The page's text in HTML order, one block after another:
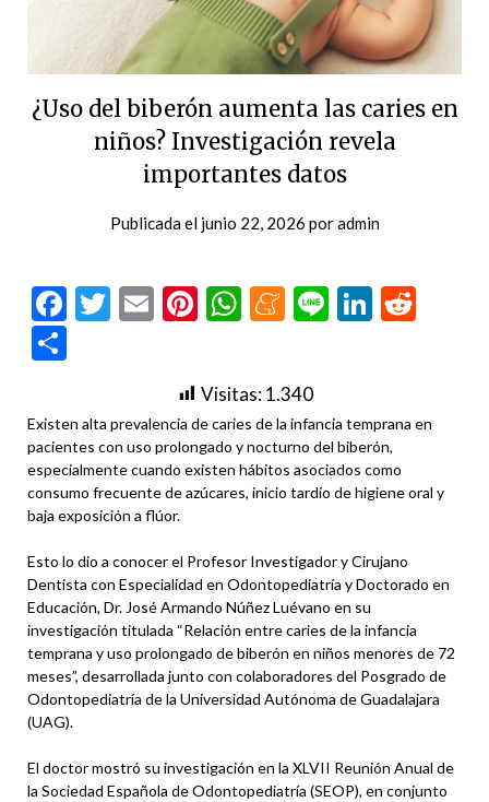
¿Uso del biberón aumenta las caries en
niños? Investigación revela
importantes datos
Publicada el junio 22, 2026 poradmin
Facebook
Twitter
EmailPinterest
WhatsApp
Meneame
Line
Visitas:1.340
Existen alta prevalencia de caries de la infancia temprana en
pacientes con uso prolongado y nocturno del biberón,
especialmente cuando existen hábitos asociados como
consumo frecuente de azúcares, inicio tardío de higiene oral y
baja exposición a flúor.
Esto lo dio a conocer el Profesor Investigador y Cirujano
Dentista con Especialidad en Odontopediatría y Doctorado en
Educación, Dr. José Armando Núñez Luévano en su
investigación titulada “Relación entre caries de la infancia
temprana y uso prolongado de biberón en niños menores de 72
meses”, desarrollada junto con colaboradores del Posgrado de
Odontopediatría de la Universidad Autónoma de Guadalajara
(UAG).
El doctor mostró su investigación en la XLVII Reunión Anual de
la Sociedad Española de Odontopediatría (SEOP), en conjunto